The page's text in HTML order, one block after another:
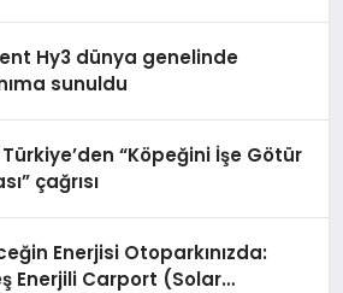
Hy3 dünya genelinde
sunuldu
“Köpeğini İşe Götür
çağrısı
Enerjisi Otoparkınızda:
Enerjili Carport (Solar